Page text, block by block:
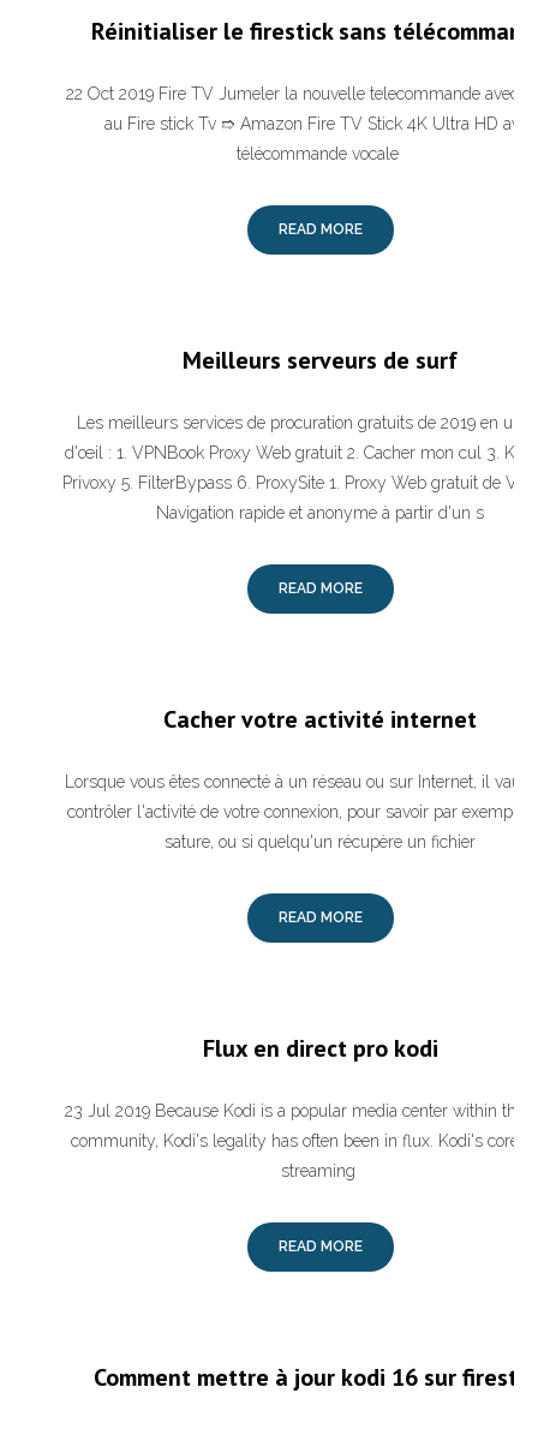
Réinitialiser le firestick sans
22 Oct 2019 Fire TV Jumeler la nouvelle telecommande avec
au Fire stick Tv ➱ Amazon Fire TV Stick 4K Ultra HD avec
télécommande vocale
READ MORE
Meilleurs serveurs de surf
Les meilleurs services de procuration gratuits de 2019 en un
d'œil : 1. VPNBook Proxy Web gratuit 2. Cacher mon cul 3.
Privoxy 5. FilterBypass 6. ProxySite 1. Proxy Web gratuit de
Navigation rapide et anonyme à partir d'un s
READ MORE
Cacher votre activité internet
Lorsque vous êtes connecté à un réseau ou sur Internet, il vaut
contrôler l'activité de votre connexion, pour savoir par exemple
sature, ou si quelqu'un récupère un fichier
READ MORE
Flux en direct pro kodi
23 Jul 2019 Because Kodi is a popular media center within the
community, Kodi's legality has often been in flux. Kodi's core
streaming
READ MORE
Comment mettre à jour kodi 16 sur